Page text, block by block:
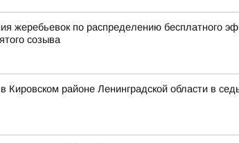
жеребьевок по распределению бесплатного
созыва
Кировском районе Ленинградской области в